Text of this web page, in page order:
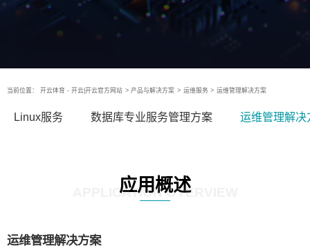
当前位置： 开云体育 - 开云|开云官方网站 > 产品与解决方案 > 运维服务 > 运维管理解决方案
Linux服务 数据库专业服务管理方案 运维管理解决
应用概述
APPLICATION OVERVIEW
运维管理解决方案